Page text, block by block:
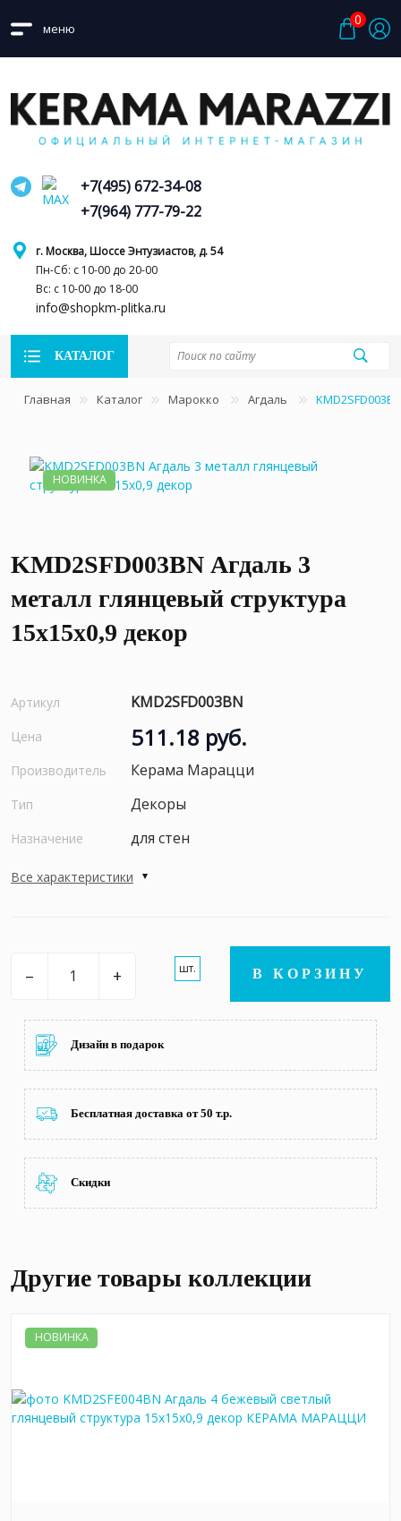
меню
0
г. Москва, Шоссе Энтузиастов, д. 54
Пн-Сб: с 10-00 до 20-00
Вс: с 10-00 до 18-00
info@shopkm-plitka.ru
+7(495) 672-34-08
+7(964) 777-79-22
КАТАЛОГ
Главная Каталог Марокко Агдаль
НОВИНКА
KMD2SFD003BN Агдаль 3
металл глянцевый структура
15x15x0,9 декор
Артикул KMD2SFD003BN
Цена 511.18 руб.
Производитель Керама Марацци
Тип Декоры
Назначение для стен
Все характеристики
– + шт. В КОРЗИНУ
Дизайн в подарок
Бесплатная доставка от 50 т.р.
Скидки
Другие товары коллекции
НОВИНКА